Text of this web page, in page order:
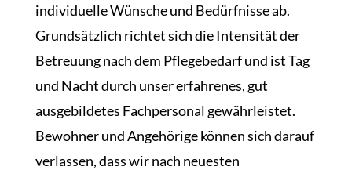
individuelle Wünsche und Bedürfnisse ab.
Grundsätzlich richtet sich die Intensität der
Betreuung nach dem Pflegebedarf und ist Tag
und Nacht durch unser erfahrenes, gut
ausgebildetes Fachpersonal gewährleistet.
Bewohner und Angehörige können sich darauf
verlassen, dass wir nach neuesten